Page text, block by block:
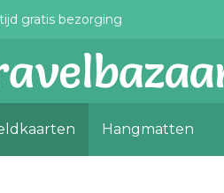
gratis bezorging
Hangmatten